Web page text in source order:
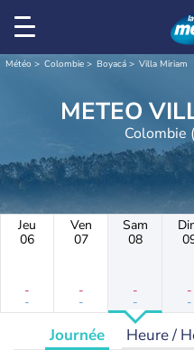
Météo Colombie Boyacá Villa Miriam
Colombie
Jeu
06
-
-
Ven
07
-
-
Sam
08
-
-
-
-
Journée Heure /